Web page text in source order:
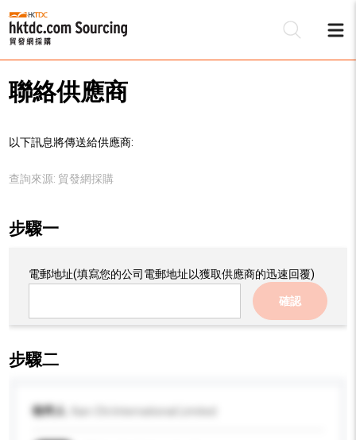
聯絡供應商
以下訊息將傳送給供應商:
查詢來源: 貿發網採購
步驟一
電郵地址(填寫您的公司電郵地址以獲取供應商的迅速回覆)
確認
步驟二
收件人